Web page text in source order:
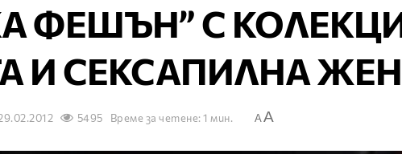
ФЕШЪН” С
И СЕКСАПИЛНА
5495 Време за четене: 1 мин. AA